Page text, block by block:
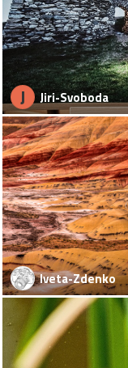
J Jiri-Svoboda
Iveta-Zdenko